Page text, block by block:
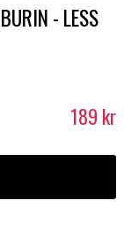
- LESS
189 kr